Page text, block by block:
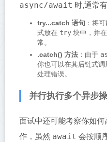
async/await 时,通常
try...catch 语句 ：将
式放在 try块中，并在
常。
.catch() 方法：由于
你也可以在其后链式调
处理错误。
并行执行多个异步
面试中还可能考察你如
作，虽然 await 会按顺